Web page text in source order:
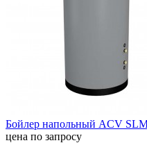
Бойлер напольный ACV
цена по запросу